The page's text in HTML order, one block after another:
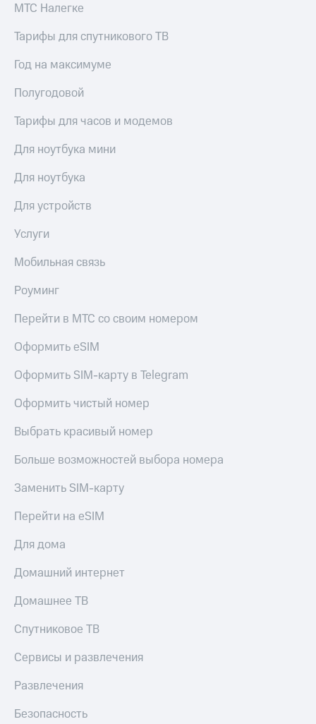
МТС Налегке
Тарифы для спутникового ТВ
Год на максимуме
Полугодовой
Тарифы для часов и модемов
Для ноутбука мини
Для ноутбука
Для устройств
Услуги
Мобильная связь
Роуминг
Перейти в МТС со своим номером
Оформить eSIM
Оформить SIM-карту в Telegram
Оформить чистый номер
Выбрать красивый номер
Больше возможностей выбора номера
Заменить SIM-карту
Перейти на eSIM
Для дома
Домашний интернет
Домашнее ТВ
Спутниковое ТВ
Сервисы и развлечения
Развлечения
Безопасность